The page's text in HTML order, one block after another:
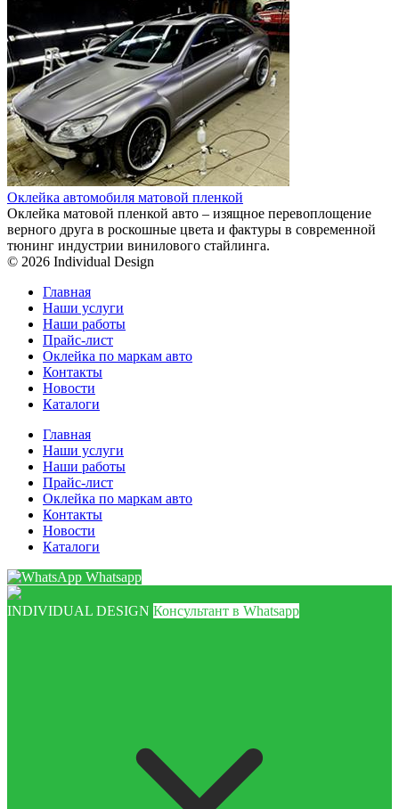
Оклейка автомобиля матовой пленкой
Оклейка матовой пленкой авто – изящное перевоплощение
верного друга в роскошные цвета и фактуры в современной
тюнинг индустрии винилового стайлинга.
© 2026 Individual Design
Главная
Наши услуги
Наши работы
Прайс-лист
Оклейка по маркам авто
Контакты
Новости
Каталоги
Главная
Наши услуги
Наши работы
Прайс-лист
Оклейка по маркам авто
Контакты
Новости
Каталоги
Whatsapp
INDIVIDUAL DESIGN Консультант в Whatsapp